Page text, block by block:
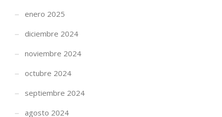
enero 2025
diciembre 2024
noviembre 2024
octubre 2024
septiembre 2024
agosto 2024